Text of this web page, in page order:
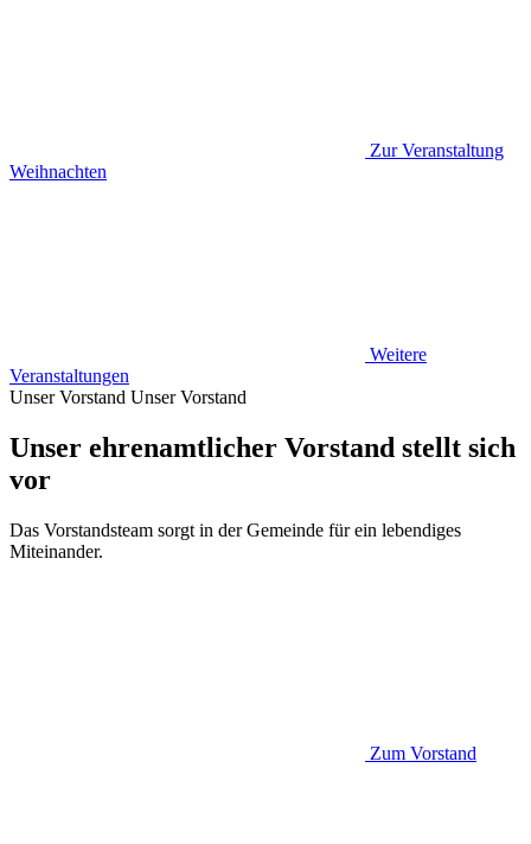
Zur Veranstaltung
Weihnachten
Weitere
Veranstaltungen
Unser Vorstand Unser Vorstand
Unser ehrenamtlicher Vorstand stellt sich
vor
Das Vorstandsteam sorgt in der Gemeinde für ein lebendiges
Miteinander.
Zum Vorstand